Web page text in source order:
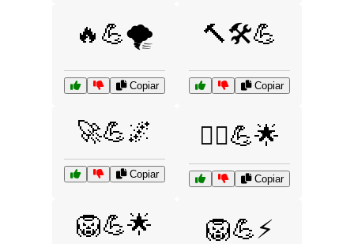
🔥💪🌪️
Copiar
🔨🛠️💪
Copiar
🚀💪🌌
Copiar
🚴‍♂️💪🌟
Copiar
🦁💪🌟 🦁💪⚡